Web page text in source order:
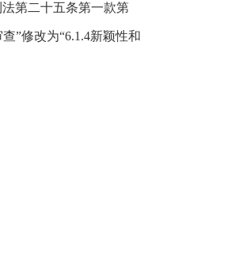
法第二十五条第一款第
”修改为“6.1.4新颖性和